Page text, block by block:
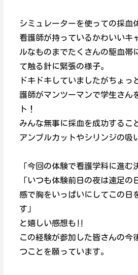
シミュレーターを使っての採血
看護師が持っているかわいいキ
ルなものまでたくさんの駆血帯
て触る針に緊張の様子。
ドキドキしていましたがちょっ
護師がマンツーマンで学生さん
ト！
みんな無事に採血を成功するこ
アンプルカットやシリンジの吸
「今回の体験で看護学科に進む
「いつも体験前日の夜は遠足の
感で胸をいっぱいにしてこの日
す」
と嬉しい感想も‼
この経験が参加した皆さんの今
つことを願っています。